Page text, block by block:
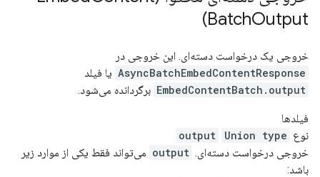
BatchOutput)
خروجی یک درخواست دسته‌ای. این خروجی در
AsyncBatchEmbedContentResponse یا فیلد
EmbedContentBatch.output برگردانده می‌شود.
فیلدها
نوع
output
Union type
خروجی درخواست دسته‌ای. output می‌تواند فقط یکی از موارد زیر
باشد: